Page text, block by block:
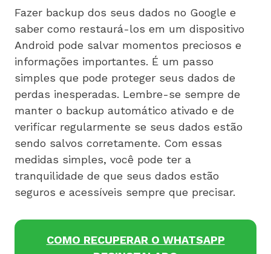
Fazer backup dos seus dados no Google e
saber como restaurá-los em um dispositivo
Android pode salvar momentos preciosos e
informações importantes. É um passo
simples que pode proteger seus dados de
perdas inesperadas. Lembre-se sempre de
manter o backup automático ativado e de
verificar regularmente se seus dados estão
sendo salvos corretamente. Com essas
medidas simples, você pode ter a
tranquilidade de que seus dados estão
seguros e acessíveis sempre que precisar.
COMO RECUPERAR O WHATSAPP